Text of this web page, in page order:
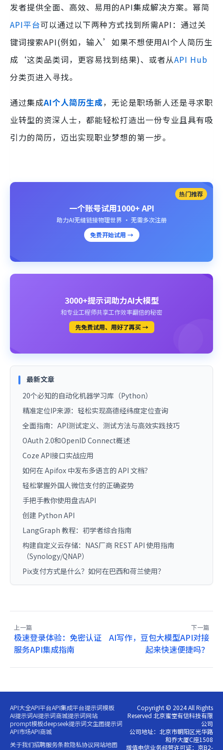
发者提供全面、高效、易用的API集成解决方案。幂简
API平台可以通过以下两种方式找到所需API：通过关
键词搜索API(例如，输入’如果不想使用AI个人简历生
成‘这类品类词，更容易找到结果)、或者从API Hub
分类页进入寻找。
通过集成AI个人简历生成，无论是职场新人还是寻求职
业转型的资深人士，都能轻松打造出一份专业且具有吸
引力的简历，迈出实现职业梦想的第一步。
热门推荐
一个账号试用1000+ API
助力AI无缝链接物理世界 · 无需多次注册
免费开始试用 →
3000+提示词助力AI大模型
和专业工程师共享工作效率翻倍的秘密
先免费试用、用好了再买 →
最新文章
20个必知的自动化机器学习库（Python）
精准定位IP来源：轻松实现高德经纬度定位查询
全面指南：API测试定义、测试方法与高效实践技巧
OAuth 2.0和OpenID Connect概述
Coze API接口实战应用
如何在 Apifox 中发布多语言的 API 文档？
轻松掌握外国人微信支付的正确姿势
手把手教你使用盘古API
创建 Python API
LangGraph 教程：初学者综合指南
构建自定义云存储：NAS厂商 REST API 使用指南
（Synology/QNAP）
Pix支付方式是什么？如何在巴西和荷兰使用？
上一篇
极速登录体验：免密认证
服务API集成指南
下一篇
AI写作，豆包大模型API对接
起来快速便捷吗？
API大全API平台API集成平台提示词模板
AI提示词AI提示词商城提示词网站
prompt模板deepseek提示词文生图提示词
API市场API商城
关于我们招聘服务条款隐私协议网站地图
Copyright © 2024 All Rights
Reserved 北京蜜堂有信科技有限
公司
公司地址：北京市朝阳区光华路
和乔大厦C座1508
增值电信业务经营许可证：京B2-